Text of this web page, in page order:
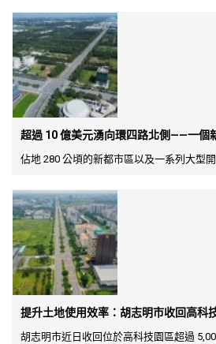
超過 10 億美元湧向環四路北側——一個
佔地 280 公頃的新都市區以及一系列大型
提升土地使用效率：胡志明市收回高科
胡志明市近日收回位於高科技園區超過